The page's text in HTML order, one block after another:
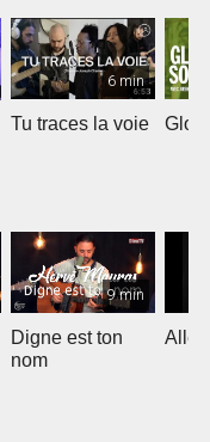
6 min
Tu traces la voie
9 min
Digne est ton
nom